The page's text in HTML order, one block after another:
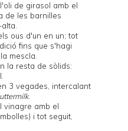
de girasol amb el
de les barnilles
ous d'un en un; tot
fins que s'hagi
mescla.
la resta de sòlids:
3 vegades, intercalant
.
vinagre amb el
i tot seguit,